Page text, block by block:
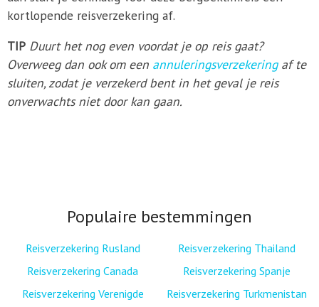
kortlopende reisverzekering af.
TIP Duurt het nog even voordat je op reis gaat?
Overweeg dan ook om een annuleringsverzekeringaf te
sluiten, zodat je verzekerd bent in het geval je reis
onverwachts niet door kan gaan.
Populaire bestemmingen
Reisverzekering Rusland
Reisverzekering Canada
Reisverzekering Verenigde
Reisverzekering Thailand
Reisverzekering Spanje
Reisverzekering Turkmenistan